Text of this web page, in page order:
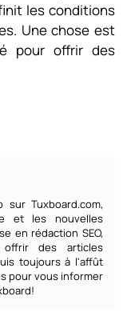
les conditions
Une chose est
pour offrir des
sur Tuxboard.com,
et les nouvelles
en rédaction SEO,
des articles
toujours à l'affût
pour vous informer